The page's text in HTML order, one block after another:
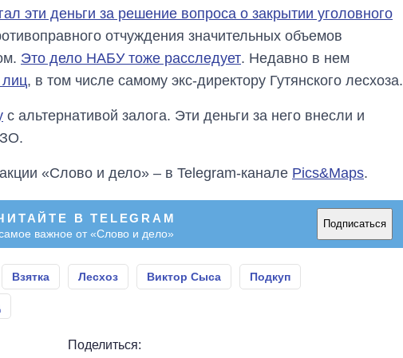
эти деньги за решение вопроса о закрытии уголовного
отчуждения значительных объемов
Это дело НАБУ тоже расследует. Недавно в нем
, в том числе самому экс-директору Гутянского лесхоза.
с альтернативой залога. Эти деньги за него внесли и
«Слово и дело» – в Telegram-канале Pics&Maps.
В TELEGRAM
важное от «Слово и дело»
Подписаться
Взятка Лесхоз Виктор Сыса Подкуп
Поделиться: